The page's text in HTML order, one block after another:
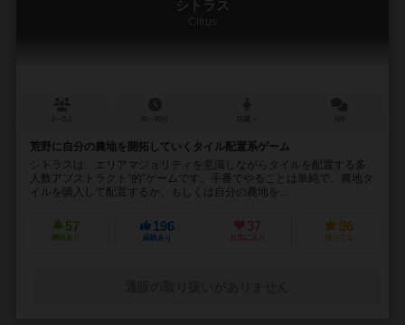
シトラス
Citrus
荒野に自分の農地を開拓していくタイル配置系ゲーム
シトラスは、エリアマジョリティを意識しながらタイルを配置する多
人数アブストラクト”的”ゲームです。手番でやることは単純で、農地タ
イルを購入して配置するか、もしくは自分の農地を...
57
興味あり
196
経験あり
37
お気に入り
96
持ってる